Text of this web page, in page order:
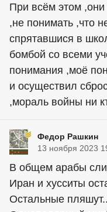
При всём этом
,не понимать ,что
спрятавшися в
бомбой со всеми
понимания ,моё
и осуществил
,мораль войны ни
Федор Рашкин
13 ноября 2023
В общем арабы
Иран и хусситы
Остальные